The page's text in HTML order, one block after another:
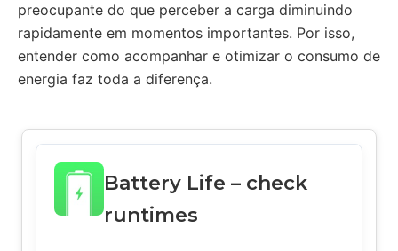
preocupante do que perceber a carga diminuindo
rapidamente em momentos importantes. Por isso,
entender como acompanhar e otimizar o consumo de
energia faz toda a diferença.
Battery Life – check
runtimes